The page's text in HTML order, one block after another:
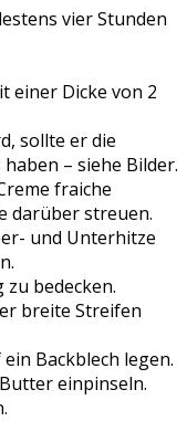
vier Stunden
einer Dicke von 2
sollte er die
– siehe Bilder.
fraiche
darüber streuen.
und Unterhitze
bedecken.
breite Streifen
Backblech legen.
einpinseln.